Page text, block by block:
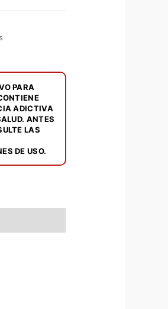
PARA
ADICTIVA
ANTES
LAS
DE USO.